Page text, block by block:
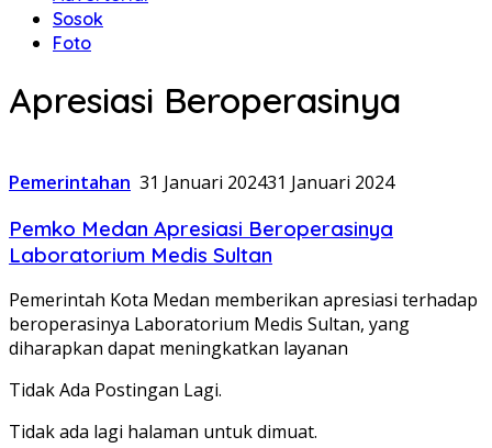
Sosok
Foto
Apresiasi Beroperasinya
Pemerintahan 31 Januari 202431 Januari 2024
Pemko Medan Apresiasi Beroperasinya
Laboratorium Medis Sultan
Pemerintah Kota Medan memberikan apresiasi terhadap
beroperasinya Laboratorium Medis Sultan, yang
diharapkan dapat meningkatkan layanan
Tidak Ada Postingan Lagi.
Tidak ada lagi halaman untuk dimuat.